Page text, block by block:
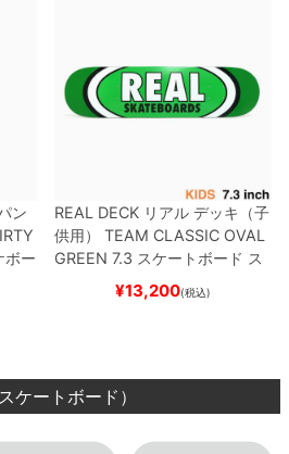
ン
ボー
REAL DECK リアル デッキ（子
供用）
TEAM CLASSIC OVAL
GREEN 7.3 スケートボード ス
¥13,200(税込)
ケートボード）